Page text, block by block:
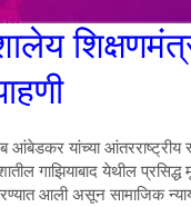
आंबेडकर यांच्या
गाझियाबाद येथील प्रसिद्ध
आली असून सामाजिक